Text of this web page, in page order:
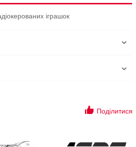
іграшок
Поділитися